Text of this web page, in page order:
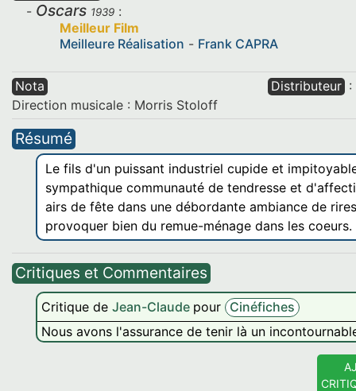
Oscars 1939 :
Meilleur Film
Meilleure Réalisation - Frank CAPRA
Nota
Direction musicale : Morris Stoloff
Distributeur :
Résumé
Le fils d'un puissant industriel cupide et
sympathique communauté de tendresse et
airs de fête dans une débordante ambiance de
provoquer bien du remue-ménage dans les coeurs.
Critiques et Commentaires
Critique de Jean-Claude pour Cinéfiches
Nous avons l'assurance de tenir là un